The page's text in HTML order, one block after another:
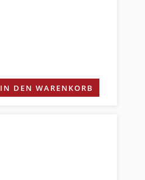
IN DEN WARENKORB